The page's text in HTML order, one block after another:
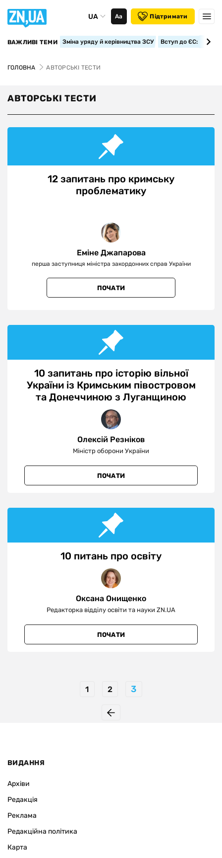
UA Аа Підтримати
ВАЖЛИВІ ТЕМИ Зміна уряду й керівництва ЗСУ Вступ до ЄС:
ГОЛОВНА АВТОРСЬКІ ТЕСТИ
АВТОРСЬКІ ТЕСТИ
12 запитань про кримську
проблематику
Еміне Джапарова
перша заступниця міністра закордонних справ України
ПОЧАТИ
10 запитань про історію вільної
України із Кримським півостровом
та Донеччиною з Луганщиною
Олексій Резніков
Міністр оборони України
ПОЧАТИ
10 питань про освіту
Оксана Онищенко
Редакторка відділу освіти та науки ZN.UA
ПОЧАТИ
1 2 3
ВИДАННЯ
Архіви
Редакція
Реклама
Редакційна політика
Карта